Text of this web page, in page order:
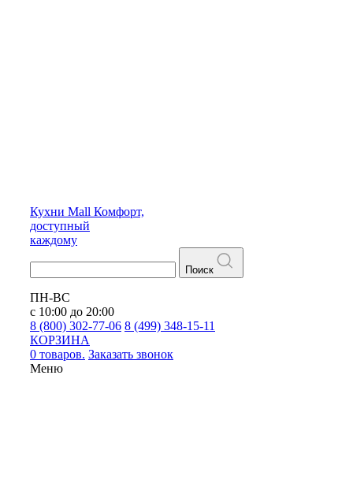
Кухни Mall Комфорт,
доступный
каждому
Поиск
ПН-ВС
с 10:00 до 20:00
8 (800) 302-77-06 8 (499) 348-15-11
КОРЗИНА
0 товаров. Заказать звонок
Меню